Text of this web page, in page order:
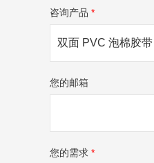
咨询产品 *
您的邮箱
您的需求 *